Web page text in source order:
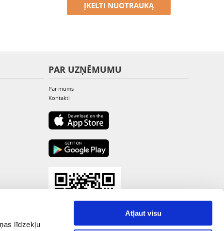
līdzekļu
Atļaut visu
ĮKELTI NUOTRAUKĄ
PAR UZŅĒMUMU
Par mums
Kontakti